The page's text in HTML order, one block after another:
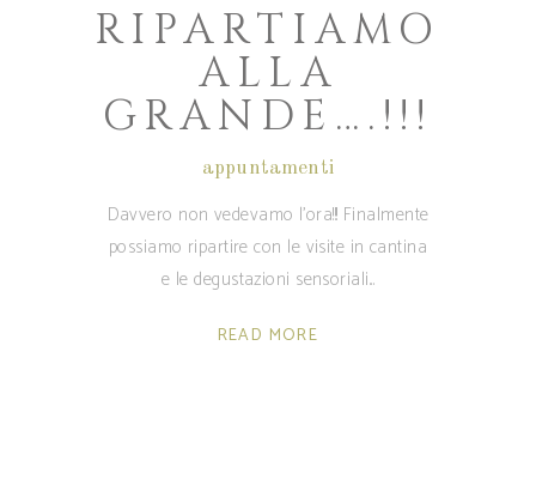
RIPARTIAMO
ALLA
GRANDE….!!!
appuntamenti
Davvero non vedevamo l'ora!!! Finalmente
possiamo ripartire con le visite in cantina
e le degustazioni sensoriali
READ MORE